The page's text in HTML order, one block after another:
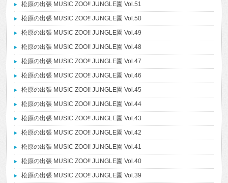
松原の出張 MUSIC ZOO!! JUNGLE園 Vol.51
松原の出張 MUSIC ZOO!! JUNGLE園 Vol.50
松原の出張 MUSIC ZOO!! JUNGLE園 Vol.49
松原の出張 MUSIC ZOO!! JUNGLE園 Vol.48
松原の出張 MUSIC ZOO!! JUNGLE園 Vol.47
松原の出張 MUSIC ZOO!! JUNGLE園 Vol.46
松原の出張 MUSIC ZOO!! JUNGLE園 Vol.45
松原の出張 MUSIC ZOO!! JUNGLE園 Vol.44
松原の出張 MUSIC ZOO!! JUNGLE園 Vol.43
松原の出張 MUSIC ZOO!! JUNGLE園 Vol.42
松原の出張 MUSIC ZOO!! JUNGLE園 Vol.41
松原の出張 MUSIC ZOO!! JUNGLE園 Vol.40
松原の出張 MUSIC ZOO!! JUNGLE園 Vol.39